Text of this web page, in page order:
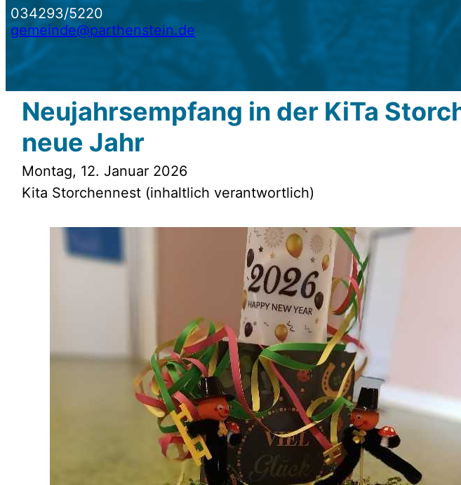
034293/5220
gemeinde@parthenstein.de
Neujahrsempfang in der KiTa
neue Jahr
Montag, 12. Januar 2026
Kita Storchennest (inhaltlich verantwortlich)